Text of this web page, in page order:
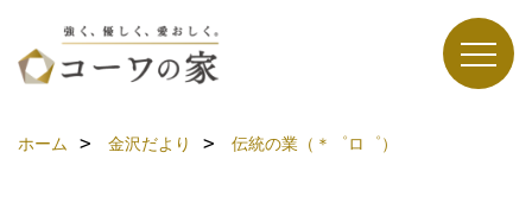
ホーム 金沢だより 伝統の業（＊゜ロ゜）